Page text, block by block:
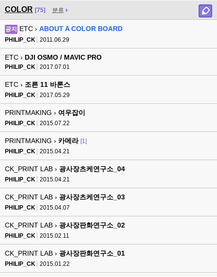
COLOR [75] 분류
공지 ETC › ABOUT A COLOR BOARD
PHILIP_CK 2011.06.29
ETC › DJI OSMO / MAVIC PRO
PHILIP_CK 2017.07.01
ETC › 조른 11 바론스
PHILIP_CK 2017.05.29
PRINTMAKING › 여우잡이
PHILIP_CK 2015.07.22
PRINTMAKING › 카메라 [1]
PHILIP_CK
2015.04.21
CK_PRINT LAB › 광사장츠케연구소_04
PHILIP_CK 2015.04.21
CK_PRINT LAB › 광사장츠케연구소_03
PHILIP_CK 2015.04.07
CK_PRINT LAB › 광사장판화연구소_02
PHILIP_CK 2015.02.11
CK_PRINT LAB › 광사장판화연구소_01
PHILIP_CK 2015.01.22